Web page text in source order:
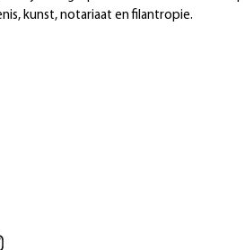
kunst, notariaat en filantropie.